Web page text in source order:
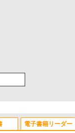
電子書籍リーダー